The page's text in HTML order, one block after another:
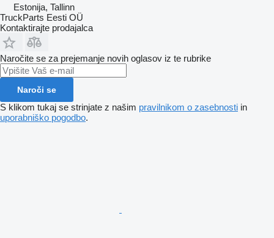
Estonija, Tallinn
TruckParts Eesti OÜ
Kontaktirajte prodajalca
Naročite se za prejemanje novih oglasov iz te rubrike
Naroči se
S klikom tukaj se strinjate z našim pravilnikom o zasebnosti in
uporabniško pogodbo.